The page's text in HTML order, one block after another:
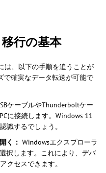
行の基本
は、以下の手順を追うことが
で確実なデータ転送が可能で
ケーブルやThunderboltケー
に接続します。Windows 11
識するでしょう。
く： Windowsエクスプローラ
択します。これにより、デバ
クセスできます。